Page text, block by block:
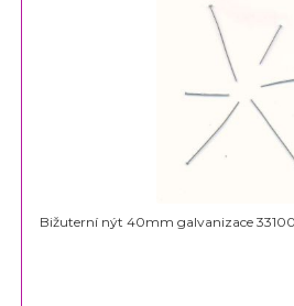
Bižuterní nýt 40mm galvanizace